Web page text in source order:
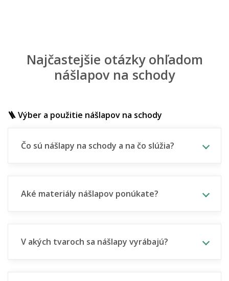
Najčastejšie otázky ohľadom
nášlapov na schody
🪜 Výber a použitie nášlapov na schody
Čo sú nášlapy na schody a na čo slúžia?
Aké materiály nášlapov ponúkate?
V akých tvaroch sa nášlapy vyrábajú?